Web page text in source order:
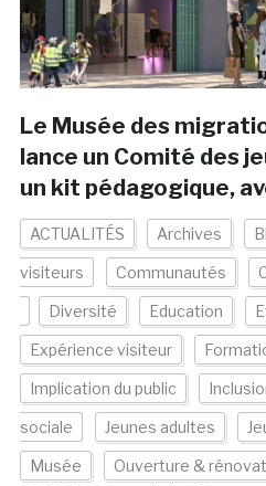
Le Musée des
lance un Comité des
un kit pédagogique,
ACTUALITÉS Archives
visiteurs Communautés
Diversité Education
Expérience visiteur
Implication du public
sociale Jeunes adultes
Musée Ouverture &